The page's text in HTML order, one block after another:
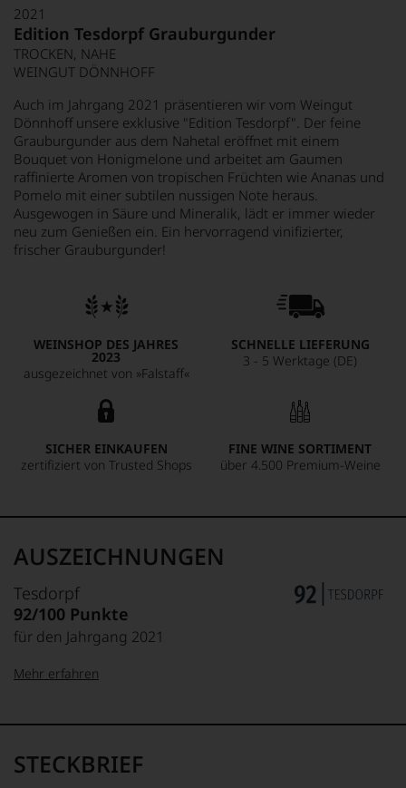
2021
Edition Tesdorpf Grauburgunder
TROCKEN, NAHE
WEINGUT DÖNNHOFF
Auch im Jahrgang 2021 präsentieren wir vom Weingut
Dönnhoff unsere exklusive "Edition Tesdorpf". Der feine
Grauburgunder aus dem Nahetal eröffnet mit einem
Bouquet von Honigmelone und arbeitet am Gaumen
raffinierte Aromen von tropischen Früchten wie Ananas und
Pomelo mit einer subtilen nussigen Note heraus.
Ausgewogen in Säure und Mineralik, lädt er immer wieder
neu zum Genießen ein. Ein hervorragend vinifizierter,
frischer Grauburgunder!
WEINSHOP DES JAHRES
2023
ausgezeichnet von »Falstaff«
SCHNELLE LIEFERUNG
3 - 5 Werktage (DE)
SICHER EINKAUFEN
zertifiziert von Trusted Shops
FINE WINE SORTIMENT
über 4.500 Premium-Weine
AUSZEICHNUNGEN
Tesdorpf
92/100 Punkte
für den Jahrgang 2021
95–98 Punkte:
Name
Tesdorpf
Mehr erfahren
STECKBRIEF